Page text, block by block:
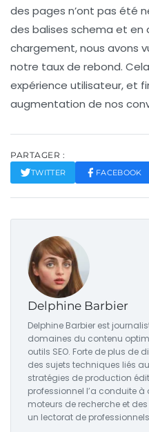
des pages n’ont pas été
des balises schema et
chargement, nous avons
notre taux de rebond.
expérience utilisateur, et
augmentation de nos
PARTAGER :
TWITTER FACEBOOK
Delphine Barbier
Delphine Barbier est
domaines du contenu
outils SEO. Forte de plus de
des sujets techniques liés
stratégies de production
professionnel l’a conduite à
moteurs de recherche et
un lectorat de